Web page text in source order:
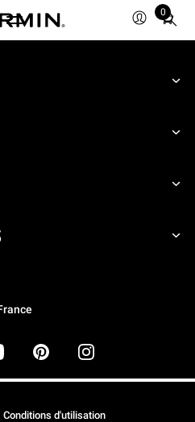
0
Total
items
cart:
Conditions d'utilisation